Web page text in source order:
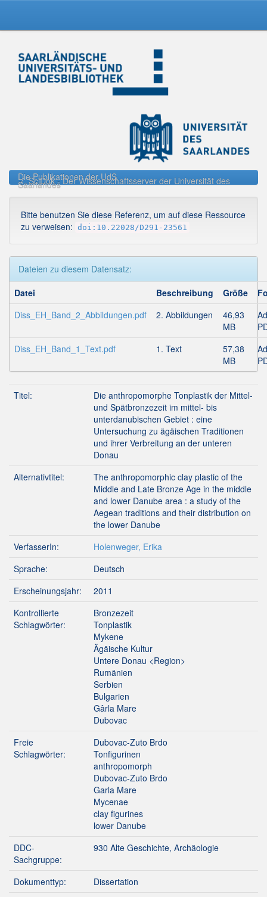
navigation
Die Publikationen der UdS
SciDok - Der Wissenschaftsserver der Universität des
Saarlandes
Bitte benutzen Sie diese Referenz, um auf diese Ressource
zu verweisen: doi:10.22028/D291-23561
Dateien zu diesem Datensatz:
Datei
Beschreibung Größe
Diss_EH_Band_2_Abbildungen.pdf
2. Abbildungen
46,93
MB
Diss_EH_Band_1_Text.pdf
1. Text
57,38
MB
Titel:
Die anthropomorphe Tonplastik der Mittel-
und Spätbronzezeit im mittel- bis
unterdanubischen Gebiet : eine
Untersuchung zu ägäischen Traditionen
und ihrer Verbreitung an der unteren
Donau
Alternativtitel:
The anthropomorphic clay plastic of the
Middle and Late Bronze Age in the middle
and lower Danube area : a study of the
Aegean traditions and their distribution on
the lower Danube
VerfasserIn:
Holenweger, Erika
Sprache:
Deutsch
Erscheinungsjahr:
2011
Kontrollierte
Schlagwörter:
Bronzezeit
Tonplastik
Mykene
Ägäische Kultur
Untere Donau <Region>
Rumänien
Serbien
Bulgarien
Gârla Mare
Dubovac
Freie
Schlagwörter:
Dubovac-Zuto Brdo
Tonfigurinen
anthropomorph
Dubovac-Zuto Brdo
Garla Mare
Mycenae
clay figurines
lower Danube
DDC-
Sachgruppe:
930 Alte Geschichte, Archäologie
Dokumenttyp:
Dissertation